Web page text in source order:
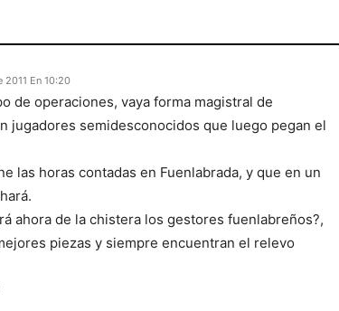
2011 En 10:20
de operaciones, vaya forma magistral de
jugadores semidesconocidos que luego pegan el
las horas contadas en Fuenlabrada, y que en un
ahora de la chistera los gestores fuenlabreños?,
piezas y siempre encuentran el relevo